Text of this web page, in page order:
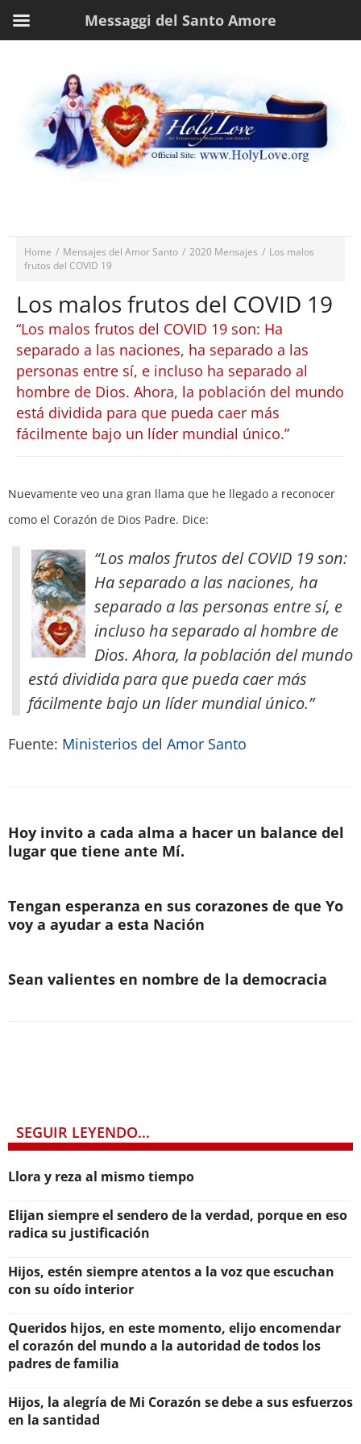
Home / Mensajes del Amor Santo / 2020 Mensajes / Los malos
frutos del COVID 19
Los malos frutos del COVID 19
“Los malos frutos del COVID 19 son: Ha
separado a las naciones, ha separado a las
personas entre sí, e incluso ha separado al
hombre de Dios. Ahora, la población del mundo
está dividida para que pueda caer más
fácilmente bajo un líder mundial único.”
Nuevamente veo una gran llama que he llegado a reconocer
como el Corazón de Dios Padre. Dice:
“Los malos frutos del COVID 19 son:
Ha separado a las naciones, ha
separado a las personas entre sí, e
incluso ha separado al hombre de
Dios. Ahora, la población del mundo
está divididapara que pueda caer más
fácilmente bajo un líder mundial único.”
Fuente: Ministerios del Amor Santo
Hoy invito a cada alma a hacer un balance del
lugar que tiene ante Mí.
Tengan esperanza en sus corazones de que Yo
voy a ayudar a esta Nación
Sean valientes en nombre de la democracia
SEGUIR LEYENDO...
Llora y reza al mismo tiempo
Elijan siempre el sendero de la verdad, porque en eso
radica su justificación
Hijos, estén siempre atentos a la voz que escuchan
con su oído interior
Queridos hijos, en este momento, elijo encomendar
el corazón del mundo a la autoridad de todos los
padres de familia
Hijos, la alegría de Mi Corazón se debe a sus esfuerzos
en la santidad
Messaggi del Santo Amore